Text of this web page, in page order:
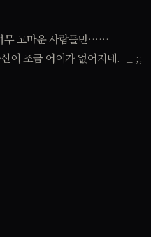
무 고마운 사람들만……
이 조금 어이가 없어지네. -_-;;